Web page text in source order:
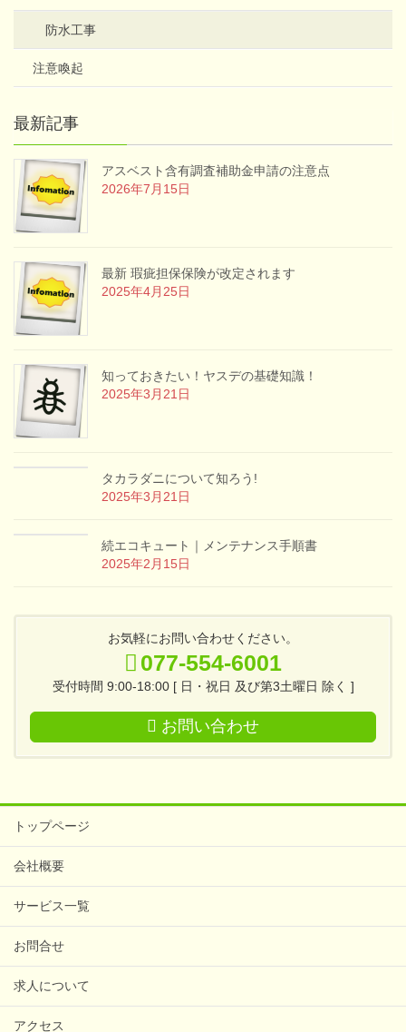
防水工事
注意喚起
最新記事
アスベスト含有調査補助金申請の注意点
2026年7月15日
最新 瑕疵担保保険が改定されます
2025年4月25日
知っておきたい！ヤスデの基礎知識！
2025年3月21日
タカラダニについて知ろう!
2025年3月21日
続エコキュート｜メンテナンス手順書
2025年2月15日
お気軽にお問い合わせください。
077-554-6001
受付時間 9:00-18:00 [ 日・祝日 及び第3土曜日 除く ]
お問い合わせ
トップページ
会社概要
サービス一覧
お問合せ
求人について
アクセス